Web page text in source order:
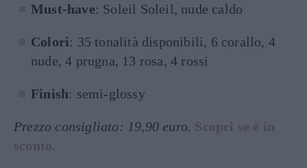
Must-have: Soleil Soleil, nude caldo
Colori: 35 tonalità disponibili, 6 corallo, 4
nude, 4 prugna, 13 rosa, 4 rossi
Finish: semi-glossy
Prezzo consigliato: 19,90 euro. Scopri se è in
sconto.